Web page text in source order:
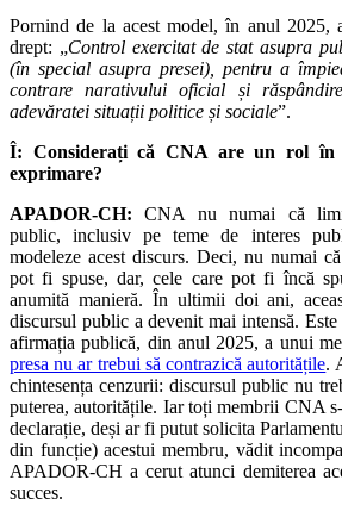
Pornind de la acest model, în anul 2025,
drept: „Control exercitat de stat asupra
(în special asupra presei), pentru a
contrare narativului oficial și
adevăratei situații politice și sociale”.
Î: Considerați că CNA are un rol în
exprimare?
APADOR-CH: CNA nu numai că
public, inclusiv pe teme de interes
modeleze acest discurs. Deci, nu numai
pot fi spuse, dar, cele care pot fi încă
anumită manieră. În ultimii doi ani,
discursul public a devenit mai intensă. Este
afirmația publică, din anul 2025, a unui
presa nu ar trebui să contrazică autoritățile.
chintesența cenzurii: discursul public nu
puterea, autoritățile. Iar toți membrii CNA
declarație, deși ar fi putut solicita
din funcție) acestui membru, vădit
APADOR-CH a cerut atunci demiterea
succes.